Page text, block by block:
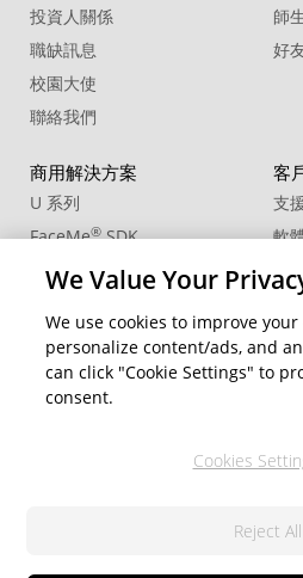
投資人關係
職缺訊息
校園大使
聯絡我們
師
好
商用解決方案
U 系列
FaceMe®SDK
客
支
軟
教
社群資源
會員專區
We Value Your
We use cookies to improve
personalize content/ads, and
can click "Cookie Settings" to
consent.
Cookies
Reject All